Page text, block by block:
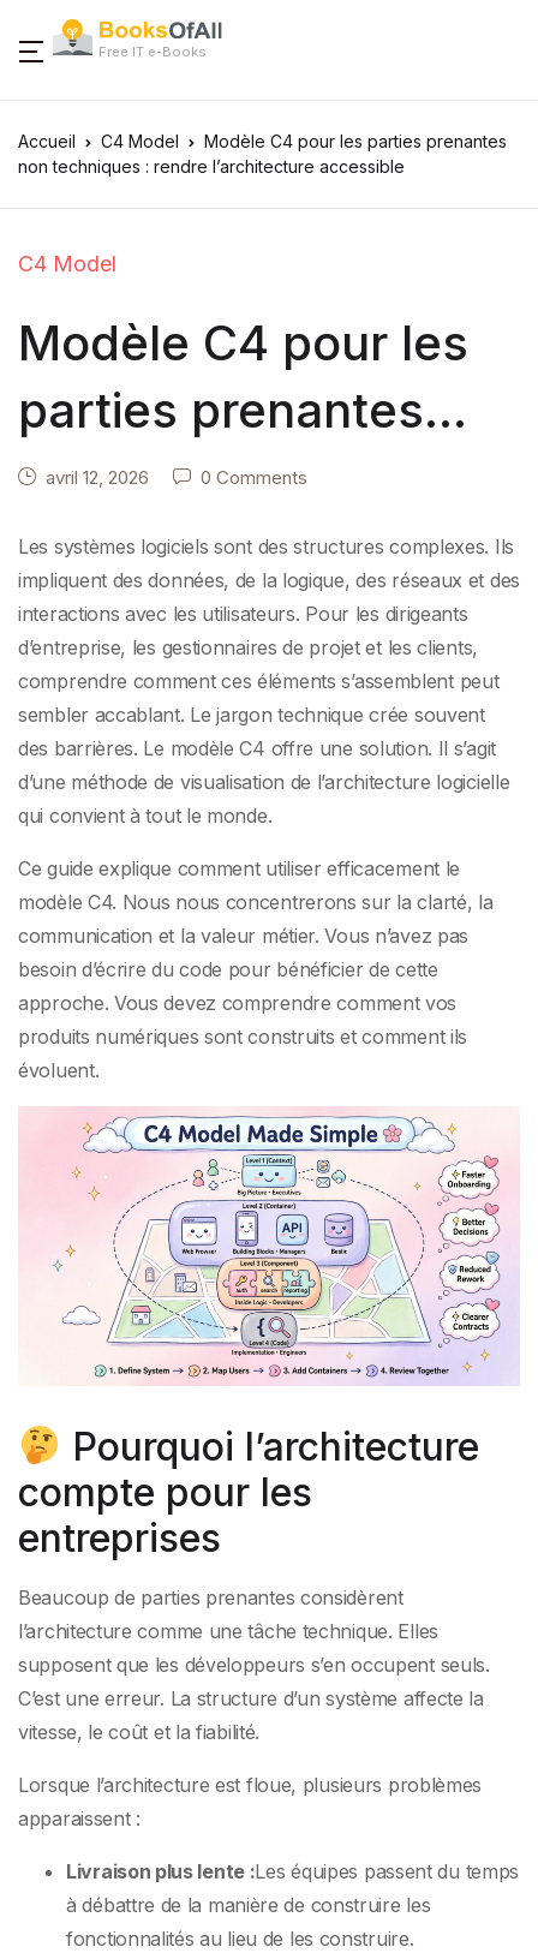
Free IT e-Books
Accueil C4 Model
Modèle C4 pour les parties prenantes
non techniques : rendre l’architecture accessible
C4 Model
Modèle C4 pour les
parties prenantes
non techniques :
rendre l’architecture
accessible
avril 12, 2026 0 Comments
Les systèmes logiciels sont des structures complexes. Ils
impliquent des données, de la logique, des réseaux et des
interactions avec les utilisateurs. Pour les dirigeants
d’entreprise, les gestionnaires de projet et les clients,
comprendre comment ces éléments s’assemblent peut
sembler accablant. Le jargon technique crée souvent
des barrières. Le modèle C4 offre une solution. Il s’agit
d’une méthode de visualisation de l’architecture logicielle
qui convient à tout le monde.
Ce guide explique comment utiliser efficacement le
modèle C4. Nous nous concentrerons sur la clarté, la
communication et la valeur métier. Vous n’avez pas
besoin d’écrire du code pour bénéficier de cette
approche. Vous devez comprendre comment vos
produits numériques sont construits et comment ils
évoluent.
Pourquoi l’architecture
compte pour les
entreprises
Beaucoup de parties prenantes considèrent
l’architecture comme une tâche technique. Elles
supposent que les développeurs s’en occupent seuls.
C’est une erreur. La structure d’un système affecte la
vitesse, le coût et la fiabilité.
Lorsque l’architecture est floue, plusieurs problèmes
apparaissent :
Livraison plus lente :Les équipes passent du temps
à débattre de la manière de construire les
fonctionnalités au lieu de les construire.